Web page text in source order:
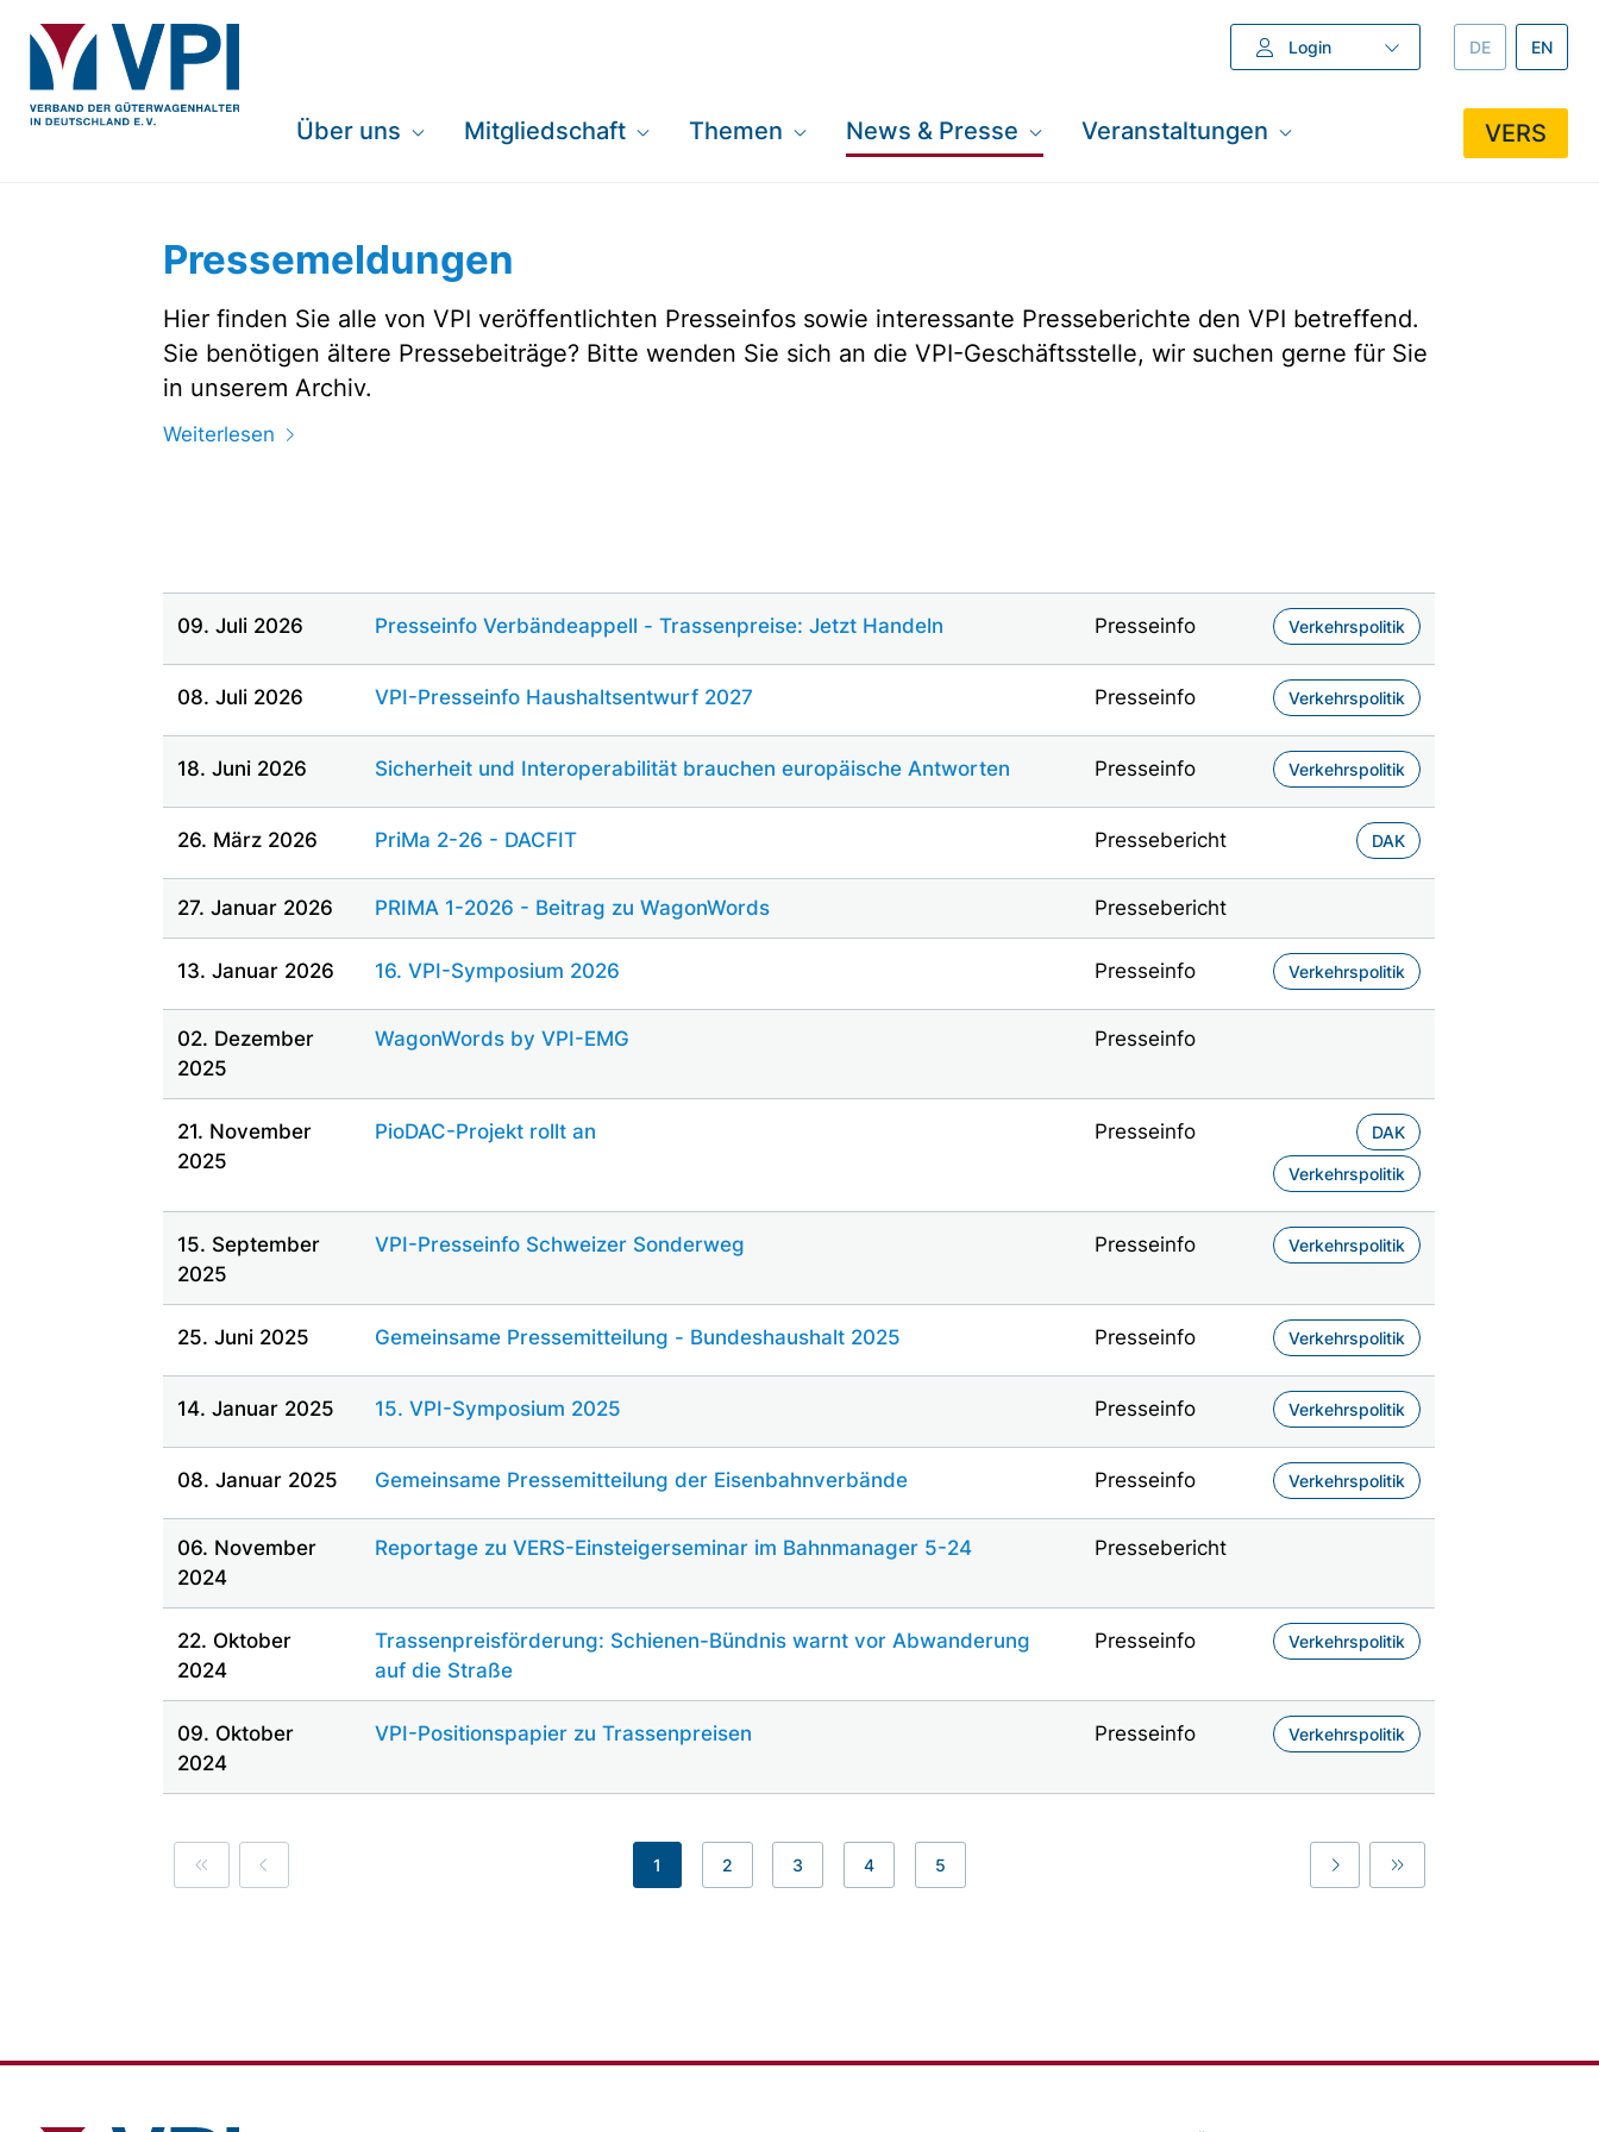
Login DEUTSCH –
DE EN
Über uns Mitgliedschaft Themen News & Presse Veranstaltungen VERS
Pressemeldungen
Hier finden Sie alle von VPI veröffentlichten Presseinfos sowie interessante Presseberichte den VPI betreffend.
Sie benötigen ältere Pressebeiträge? Bitte wenden Sie sich an die VPI-Geschäftsstelle, wir suchen gerne für Sie
in unserem Archiv.
Weiterlesen
09. Juli 2026 Presseinfo Verbändeappell - Trassenpreise: Jetzt Handeln Presseinfo Verkehrspolitik
08. Juli 2026 VPI-Presseinfo Haushaltsentwurf 2027 Presseinfo Verkehrspolitik
18. Juni 2026 Sicherheit und Interoperabilität brauchen europäische Antworten Presseinfo Verkehrspolitik
26. März 2026 PriMa 2-26 - DACFIT Pressebericht DAK
27. Januar 2026 PRIMA 1-2026 - Beitrag zu WagonWords Pressebericht
13. Januar 2026 16. VPI-Symposium 2026 Presseinfo Verkehrspolitik
02. Dezember
2025
WagonWords by VPI-EMG Presseinfo
21. November
2025
PioDAC-Projekt rollt an Presseinfo DAK
Verkehrspolitik
15. September
2025
VPI-Presseinfo Schweizer Sonderweg Presseinfo Verkehrspolitik
25. Juni 2025 Gemeinsame Pressemitteilung - Bundeshaushalt 2025 Presseinfo Verkehrspolitik
14. Januar 2025 15. VPI-Symposium 2025 Presseinfo Verkehrspolitik
08. Januar 2025 Gemeinsame Pressemitteilung der Eisenbahnverbände Presseinfo Verkehrspolitik
06. November
2024
Reportage zu VERS-Einsteigerseminar im Bahnmanager 5-24 Pressebericht
22. Oktober
2024
Trassenpreisförderung: Schienen-Bündnis warnt vor Abwanderung
auf die Straße
Presseinfo Verkehrspolitik
09. Oktober
2024
VPI-Positionspapier zu Trassenpreisen Presseinfo Verkehrspolitik
First Previous
1 2 3 4 5
Last Last